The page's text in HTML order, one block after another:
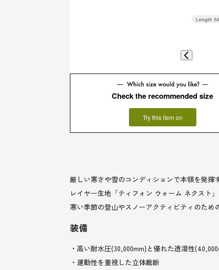
Length
Check the recommended size
Try this item on
厳しい寒さや雪のコンディションで本領を発
レイヤー生地「ティフォン ウォーム ネクスト
寒い季節の登山やスノーアクティビティのた
装備
・高い耐水圧(30,000mm)と優れた透湿性
・運動性を重視した立体裁断